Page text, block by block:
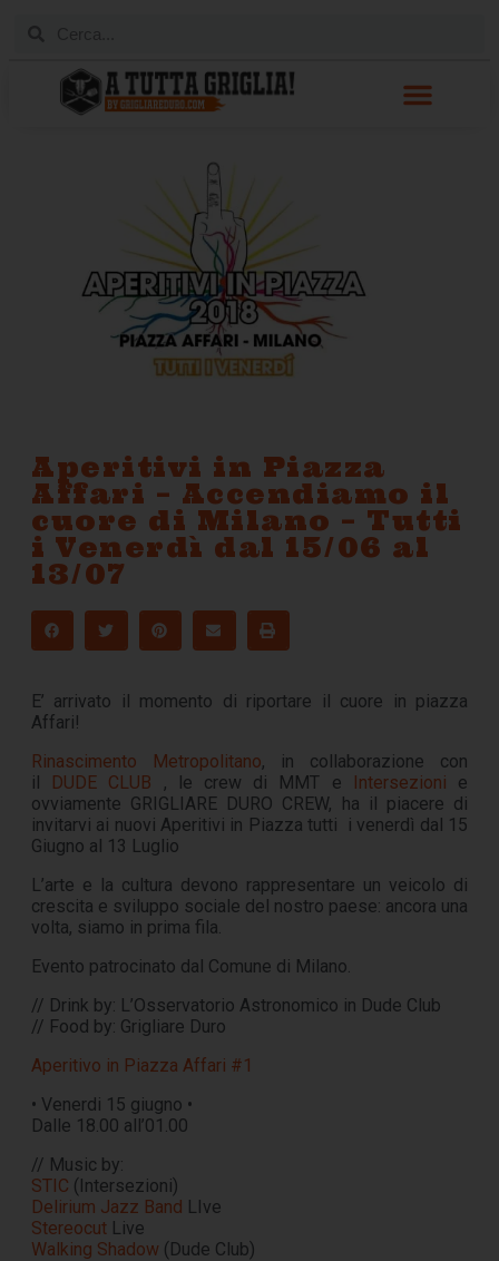
Aperitivi in Piazza
Affari – Accendiamo il
cuore di Milano – Tutti
i Venerdì dal 15/06 al
13/07
E’ arrivato il momento di riportare il cuore in piazza
Affari!
Rinascimento Metropolitano, in collaborazione con
il DUDE CLUB , le crew di MMT e Intersezioni e
ovviamente GRIGLIARE DURO CREW, ha il piacere di
invitarvi ai nuovi Aperitivi in Piazza tutti i venerdì dal 15
Giugno al 13 Luglio
L’arte e la cultura devono rappresentare un veicolo di
crescita e sviluppo sociale del nostro paese: ancora una
volta, siamo in prima fila.
Evento patrocinato dal Comune di Milano.
// Drink by: L’Osservatorio Astronomico in Dude Club
// Food by: Grigliare Duro
Aperitivo in Piazza Affari #1
• Venerdi 15 giugno •
Dalle 18.00 all’01.00
// Music by:
STIC (Intersezioni)
Delirium Jazz Band LIve
Stereocut Live
Walking Shadow (Dude Club)